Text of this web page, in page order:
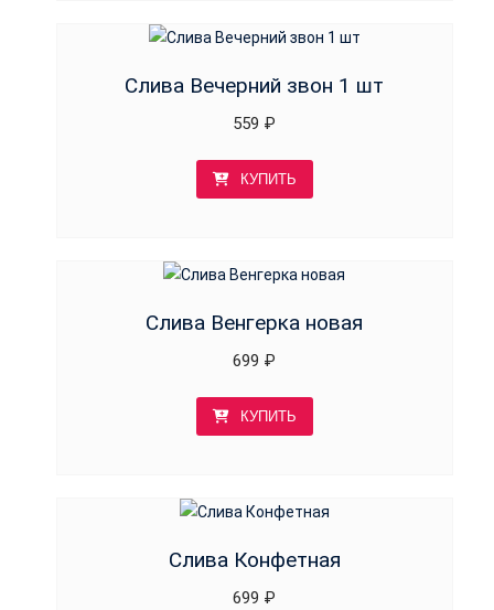
Слива Вечерний звон 1 шт
559 ₽
КУПИТЬ
Слива Венгерка новая
699 ₽
КУПИТЬ
Слива Конфетная
699 ₽